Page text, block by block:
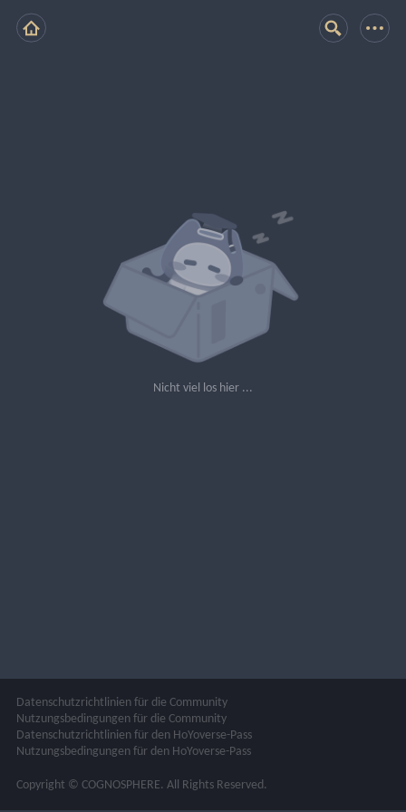
Nicht viel los hier ...
Datenschutzrichtlinien für die Community
Nutzungsbedingungen für die Community
Datenschutzrichtlinien für den HoYoverse-Pass
Nutzungsbedingungen für den HoYoverse-Pass
Copyright © COGNOSPHERE. All Rights Reserved.